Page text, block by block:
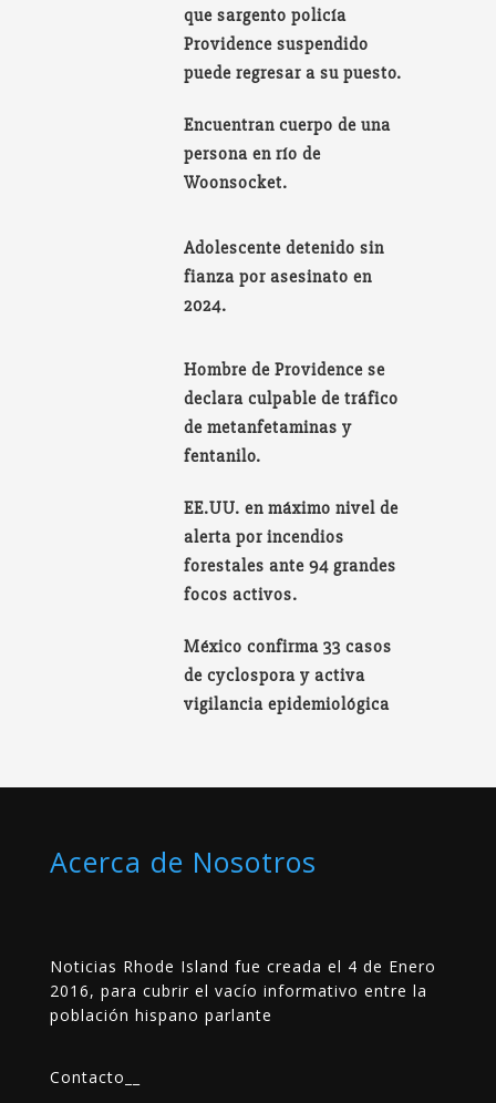
que sargento policía
Providence suspendido
puede regresar a su puesto.
Encuentran cuerpo de una
persona en río de
Woonsocket.
Adolescente detenido sin
fianza por asesinato en
2024.
Hombre de Providence se
declara culpable de tráfico
de metanfetaminas y
fentanilo.
EE.UU. en máximo nivel de
alerta por incendios
forestales ante 94 grandes
focos activos.
México confirma 33 casos
de cyclospora y activa
vigilancia epidemiológica
Acerca de Nosotros
Noticias Rhode Island fue creada el 4 de Enero
2016, para cubrir el vacío informativo entre la
población hispano parlante
Contacto